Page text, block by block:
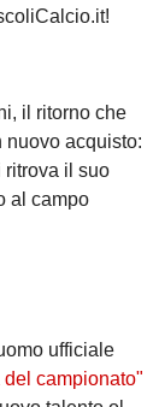
il ritorno che
nuovo acquisto:
ritrova il suo
al campo
ufficiale
del campionato"